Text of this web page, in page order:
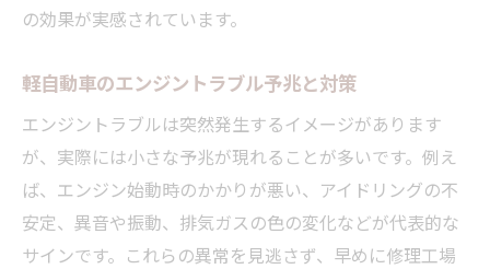
の効果が実感されています。
軽自動車のエンジントラブル予兆と対策
エンジントラブルは突然発生するイメージがあります
が、実際には小さな予兆が現れることが多いです。例え
ば、エンジン始動時のかかりが悪い、アイドリングの不
安定、異音や振動、排気ガスの色の変化などが代表的な
サインです。これらの異常を見逃さず、早めに修理工場